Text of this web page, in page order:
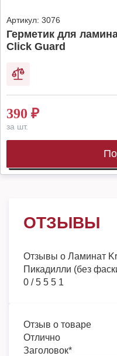
Артикул: 3076
Герметик для
Click Guard
390 ₽
за шт.
ОТЗЫВЫ
Отзывы о Ламинат
Пикадилли (без
0 /5 5 5 1
Отзыв о товаре
Отлично
Заголовок*